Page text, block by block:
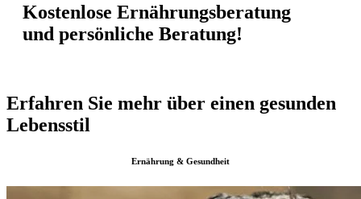
Kostenlose Ernährungsberatung
und persönliche Beratung!
Erfahren Sie mehr über einen gesunden
Lebensstil
Ernährung & Gesundheit